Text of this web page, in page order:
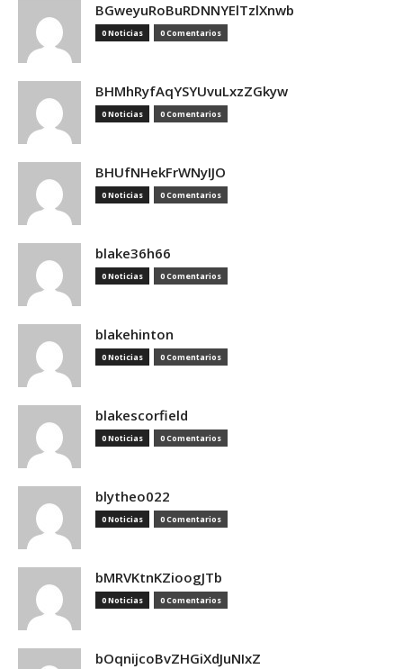
BGweyuRoBuRDNNYElTzlXnwb
0 Noticias 0 Comentarios
BHMhRyfAqYSYUvuLxzZGkyw
0 Noticias 0 Comentarios
BHUfNHekFrWNyIJO
0 Noticias 0 Comentarios
blake36h66
0 Noticias 0 Comentarios
blakehinton
0 Noticias 0 Comentarios
blakescorfield
0 Noticias 0 Comentarios
blytheo022
0 Noticias 0 Comentarios
bMRVKtnKZioogJTb
0 Noticias 0 Comentarios
bOqnijcoBvZHGiXdJuNIxZ